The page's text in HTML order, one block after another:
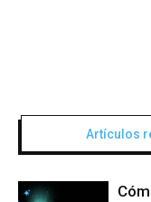
Artículos